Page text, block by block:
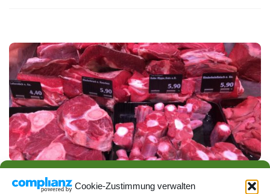
Cookie-Zustimmung verwalten
Neue Kennzeichnungspflicht an der Fleischtheke ab 1.